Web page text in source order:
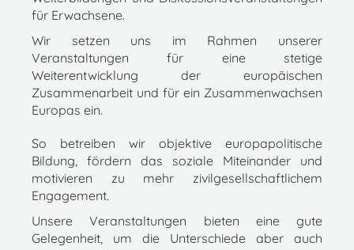
für Erwachsene.
Wir setzen uns im Rahmen unserer
Veranstaltungen für eine stetige
Weiterentwicklung der europäischen
Zusammenarbeit und für ein Zusammenwachsen
Europas ein.
So betreiben wir objektive europapolitische
Bildung, fördern das soziale Miteinander und
motivieren zu mehr zivilgesellschaftlichem
Engagement.
Unsere Veranstaltungen bieten eine gute
Gelegenheit, um die Unterschiede aber auch